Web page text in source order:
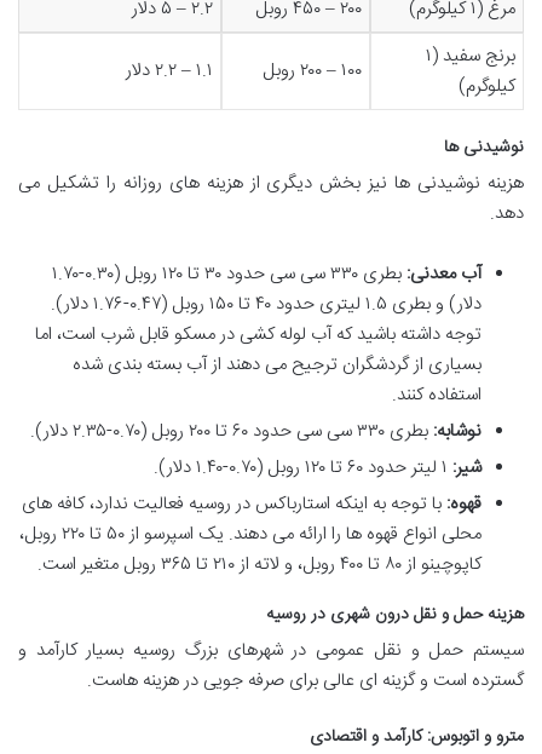
مرغ (۱ کیلوگرم) ۲۰۰ – ۴۵۰ روبل
۲.۲ – ۵ دلار
برنج سفید (۱
کیلوگرم)
۱۰۰ – ۲۰۰ روبل ۱.۱ – ۲.۲ دلار
نوشیدنی ها
هزینه نوشیدنی ها نیز بخش دیگری از هزینه های روزانه را تشکیل می
دهد.
آب معدنی:
بطری ۳۳۰ سی سی حدود ۳۰ تا ۱۲۰ روبل (۰.۳۰-۱.۷۰
دلار) و بطری ۱.۵ لیتری حدود ۴۰ تا ۱۵۰ روبل (۰.۴۷-۱.۷۶ دلار).
توجه داشته باشید که آب لوله کشی در مسکو قابل شرب است، اما
بسیاری از گردشگران ترجیح می دهند از آب بسته بندی شده
استفاده کنند.
نوشابه: بطری ۳۳۰ سی سی حدود ۶۰ تا ۲۰۰ روبل (۰.۷۰-۲.۳۵ دلار).
شیر:
قهوه: با توجه به اینکه استارباکس در روسیه فعالیت ندارد، کافه های
محلی انواع قهوه ها را ارائه می دهند. یک اسپرسو از ۵۰ تا ۲۲۰ روبل،
کاپوچینو از ۸۰ تا ۴۰۰ روبل، و لاته از ۲۱۰ تا ۳۶۵ روبل متغیر است.
هزینه حمل و نقل درون شهری در روسیه
سیستم حمل و نقل عمومی در شهرهای بزرگ روسیه بسیار کارآمد و
گسترده است و گزینه ای عالی برای صرفه جویی در هزینه هاست.
مترو و اتوبوس: کارآمد و اقتصادی